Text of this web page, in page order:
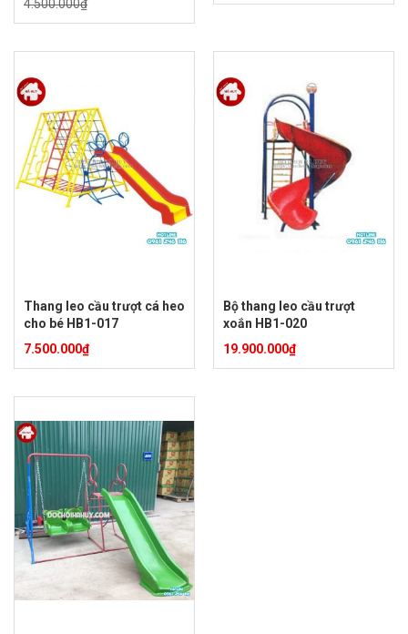
4.500.000₫
Thang leo cầu trượt cá heo
cho bé HB1-017
7.500.000₫
Bộ thang leo cầu trượt
xoắn HB1-020
19.900.000₫